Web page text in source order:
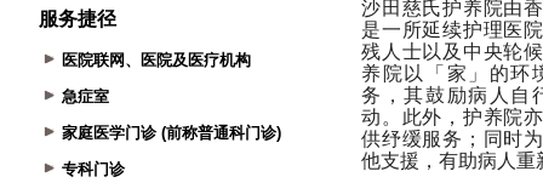
服务捷径
医院联网、医院及医疗机构
急症室
家庭医学门诊 (前称普通科门诊)
专科门诊